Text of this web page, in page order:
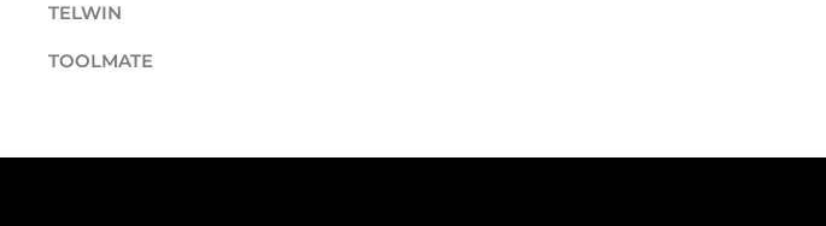
TELWIN
TOOLMATE